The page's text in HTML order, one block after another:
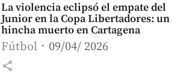
La violencia eclipsó el empate del
Junior en la Copa Libertadores: un
hincha muerto en Cartagena
Fútbol 09/04/ 2026
share